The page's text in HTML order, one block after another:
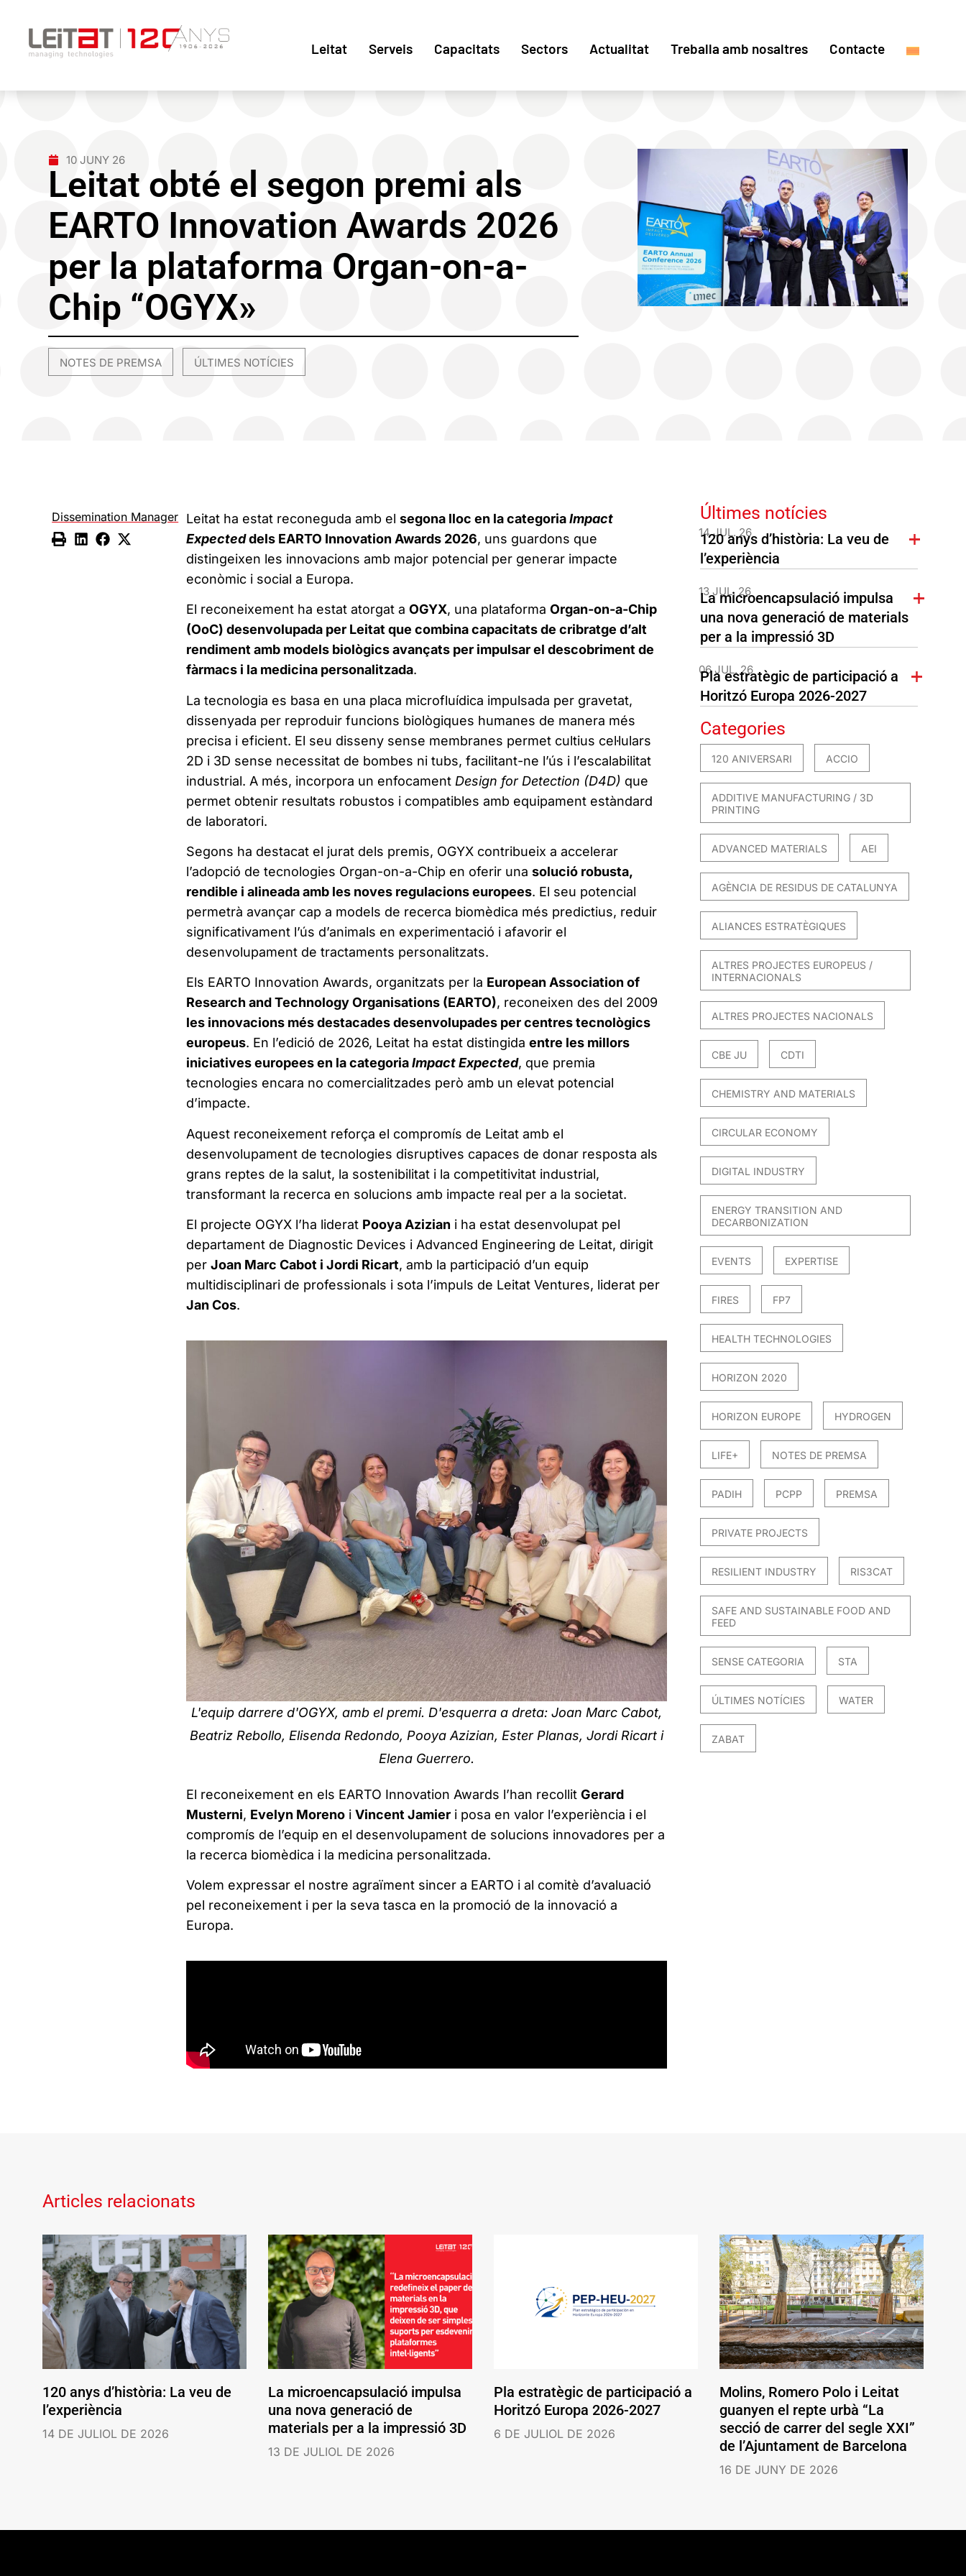
Leitat Serveis Capacitats Sectors Actualitat Treballa amb nosaltres Contacte
10 JUNY 26
Leitat obté el segon premi als
EARTO Innovation Awards 2026
per la plataforma Organ-on-a-
Chip “OGYX»
NOTES DE PREMSA ÚLTIMES NOTÍCIES
Dissemination Manager Leitat ha estat reconeguda amb el segona lloc en la categoriaImpact
Expecteddels EARTO Innovation Awards 2026, uns guardons que
distingeixen les innovacions amb major potencial per generar impacte
econòmic i social a Europa.
El reconeixement ha estat atorgat a OGYX, una plataforma Organ-on-a-Chip
(OoC) desenvolupada per Leitat que combina capacitats de cribratge d’alt
rendiment amb models biològics avançats per impulsar el descobriment de
fàrmacs i la medicina personalitzada.
La tecnologia es basa en una placa microfluídica impulsada per gravetat,
dissenyada per reproduir funcions biològiques humanes de manera més
precisa i eficient. El seu disseny sense membranes permet cultius cel·lulars
2D i 3D sense necessitat de bombes ni tubs, facilitant-ne l’ús i l’escalabilitat
industrial. A més, incorpora un enfocament Design for Detection (D4D) que
permet obtenir resultats robustos i compatibles amb equipament estàndard
de laboratori.
Segons ha destacat el jurat dels premis, OGYX contribueix a accelerar
l’adopció de tecnologies Organ-on-a-Chip en oferir una solució robusta,
rendible i alineada amb les noves regulacions europees. El seu potencial
permetrà avançar cap a models de recerca biomèdica més predictius, reduir
significativament l’ús d’animals en experimentació i afavorir el
desenvolupament de tractaments personalitzats.
Els EARTO Innovation Awards, organitzats per la European Association of
Research and Technology Organisations (EARTO), reconeixen des del 2009
les innovacions més destacades desenvolupades per centres tecnològics
europeus. En l’edició de 2026, Leitat ha estat distingida entre les millors
iniciatives europees en la categoriaImpact Expected, que premia
tecnologies encara no comercialitzades però amb un elevat potencial
d’impacte.
Aquest reconeixement reforça el compromís de Leitat amb el
desenvolupament de tecnologies disruptives capaces de donar resposta als
grans reptes de la salut, la sostenibilitat i la competitivitat industrial,
transformant la recerca en solucions amb impacte real per a la societat.
El projecte OGYX l’ha liderat Pooya Azizian i ha estat desenvolupat pel
departament de Diagnostic Devices i Advanced Engineering de Leitat, dirigit
per Joan Marc Cabot i Jordi Ricart, amb la participació d’un equip
multidisciplinari de professionals i sota l’impuls de Leitat Ventures, liderat per
Jan Cos.
L'equip darrere d'OGYX, amb el premi. D'esquerra a dreta: Joan Marc Cabot,
Beatriz Rebollo, Elisenda Redondo, Pooya Azizian, Ester Planas, Jordi Ricart i
Elena Guerrero.
El reconeixement en els EARTO Innovation Awards l’han recollit Gerard
Musterni, Evelyn Morenoi Vincent Jamieri posa en valor l’experiència i el
compromís de l’equip en el desenvolupament de solucions innovadores per a
la recerca biomèdica i la medicina personalitzada.
Volem expressar el nostre agraïment sincer a EARTO i al comitè d’avaluació
pel reconeixement i per la seva tasca en la promoció de la innovació a
Europa.
Últimes notícies
14 JUL. 26
120 anys d’història: La veu de
l’experiència
13 JUL. 26
La microencapsulació impulsa
una nova generació de materials
per a la impressió 3D
06 JUL. 26
Pla estratègic de participació a
Horitzó Europa 2026-2027
Categories
120 ANIVERSARI ACCIO
ADDITIVE MANUFACTURING / 3D
PRINTING
ADVANCED MATERIALS AEI
AGÈNCIA DE RESIDUS DE CATALUNYA
ALIANCES ESTRATÈGIQUES
ALTRES PROJECTES EUROPEUS /
INTERNACIONALS
ALTRES PROJECTES NACIONALS
CBE JU CDTI
CHEMISTRY AND MATERIALS
CIRCULAR ECONOMY
DIGITAL INDUSTRY
ENERGY TRANSITION AND
DECARBONIZATION
EVENTS EXPERTISE
FIRES FP7
HEALTH TECHNOLOGIES
HORIZON 2020
HORIZON EUROPE HYDROGEN
LIFE+ NOTES DE PREMSA
PADIH PCPP PREMSA
PRIVATE PROJECTS
RESILIENT INDUSTRY RIS3CAT
SAFE AND SUSTAINABLE FOOD AND
FEED
SENSE CATEGORIA STA
ÚLTIMES NOTÍCIES WATER
ZABAT
Articles relacionats
120 anys d’història: La veu de
l’experiència
14 DE JULIOL DE 2026
La microencapsulació impulsa
una nova generació de
materials per a la impressió 3D
13 DE JULIOL DE 2026
Pla estratègic de participació a
Horitzó Europa 2026-2027
6 DE JULIOL DE 2026
Molins, Romero Polo i Leitat
guanyen el repte urbà “La
secció de carrer del segle XXI”
de l’Ajuntament de Barcelona
16 DE JUNY DE 2026